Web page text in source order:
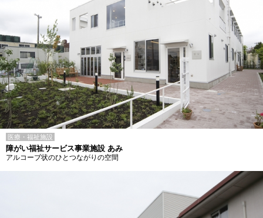
医療・福祉施設
障がい福祉サービス事業施設 あみ
アルコーブ状のひとつながりの空間